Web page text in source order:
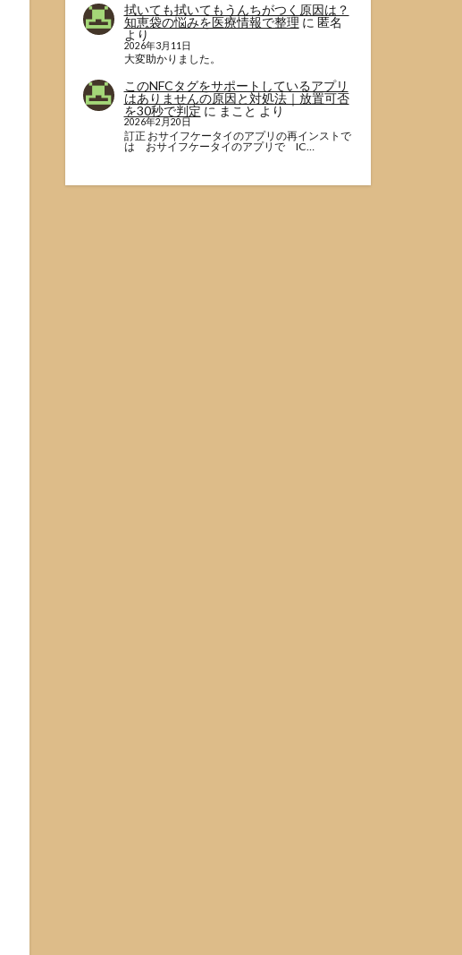
拭いても拭いてもうんちがつく原因は？
知恵袋の悩みを医療情報で整理 に 匿名
より
2026年3月11日
大変助かりました。
このNFCタグをサポートしているアプリ
はありませんの原因と対処法｜放置可否
を30秒で判定 に まこと より
2026年2月20日
訂正 おサイフケータイのアプリの再インストで
は おサイフケータイのアプリで IC…